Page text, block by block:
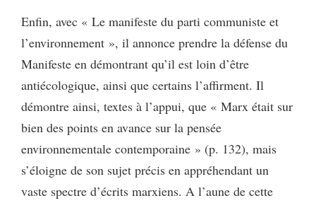
Enfin, avec « Le manifeste du parti communiste et
l’environnement », il annonce prendre la défense du
Manifeste en démontrant qu’il est loin d’être
antiécologique, ainsi que certains l’affirment. Il
démontre ainsi, textes à l’appui, que « Marx était sur
bien des points en avance sur la pensée
environnementale contemporaine » (p. 132), mais
s’éloigne de son sujet précis en appréhendant un
vaste spectre d’écrits marxiens. A l’aune de cette